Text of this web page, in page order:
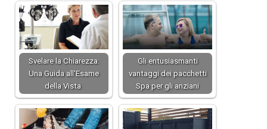
Svelare la Chiarezza:
Una Guida all'Esame
della Vista
Gli entusiasmanti
vantaggi dei pacchetti
Spa per gli anziani